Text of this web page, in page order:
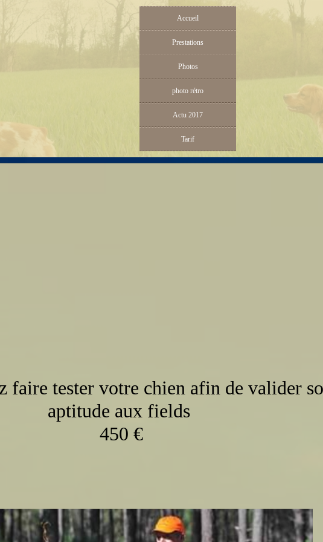
Accueil
Prestations
Photos
photo rétro
Actu 2017
Tarif
faire tester votre chien afin de valider
aptitude aux fields
450 €